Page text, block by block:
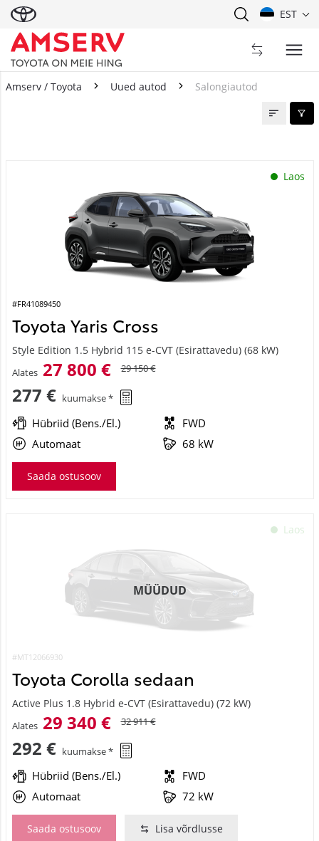
EST
Amserv / Toyota Uued autod Salongiautod
Laos
#FR41089450
Toyota Yaris Cross
Style Edition 1.5 Hybrid 115 e-CVT (Esirattavedu) (68 kW)
Alates 27 800 € 29 150 €
277 € kuumakse *
Hübriid (Bens./El.)
FWD
Automaat
68 kW
Saada ostusoov
Laos
#MT12066930
MÜÜDUD
Toyota Corolla sedaan
Active Plus 1.8 Hybrid e-CVT (Esirattavedu) (72 kW)
Alates 29 340 € 32 911 €
292 € kuumakse *
Hübriid (Bens./El.)
FWD
Automaat
72 kW
Saada ostusoov Lisa võrdlusse